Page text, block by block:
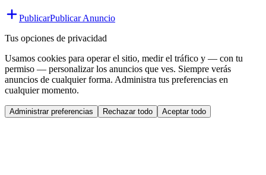
PublicarPublicar Anuncio
Tus opciones de privacidad
Usamos cookies para operar el sitio, medir el tráfico y — con tu
permiso — personalizar los anuncios que ves. Siempre verás
anuncios de cualquier forma. Administra tus preferencias en
cualquier momento.
Administrar preferencias Rechazar todo Aceptar todo